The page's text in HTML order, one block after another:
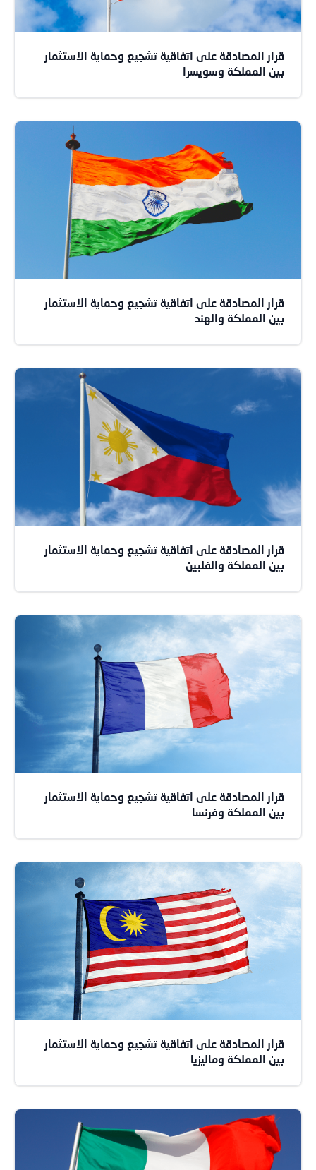
قرار المصادقة على اتفاقية تشجيع وحماية الاستثمار
بين المملكة وسويسرا
قرار المصادقة على اتفاقية تشجيع وحماية الاستثمار
بين المملكة والهند
قرار المصادقة على اتفاقية تشجيع وحماية الاستثمار
بين المملكة والفلبين
قرار المصادقة على اتفاقية تشجيع وحماية الاستثمار
بين المملكة وفرنسا
قرار المصادقة على اتفاقية تشجيع وحماية الاستثمار
بين المملكة وماليزيا